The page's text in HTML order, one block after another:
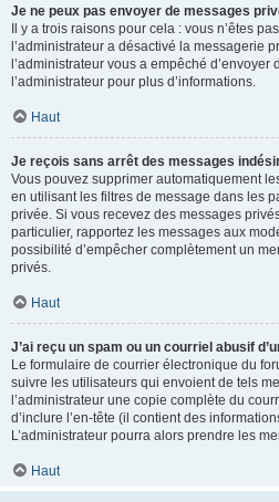
Je ne peux pas envoyer de messages
Il y a trois raisons pour cela : vous n’êtes
l’administrateur a désactivé la messagerie
l’administrateur vous a empêché
l’administrateur pour plus d’informations.
Haut
Je reçois sans arrêt des messages
Vous pouvez supprimer automatiquement
en utilisant les filtres de message dans les
privée. Si vous recevez des messages
particulier, rapportez les messages aux
possibilité d’empêcher complètement un
privés.
Haut
J’ai reçu un spam ou un courriel abusif
Le formulaire de courrier électronique du
suivre les utilisateurs qui envoient de tels
l’administrateur une copie complète du
d’inclure l’en-tête (il contient des
L’administrateur pourra alors prendre les
Haut